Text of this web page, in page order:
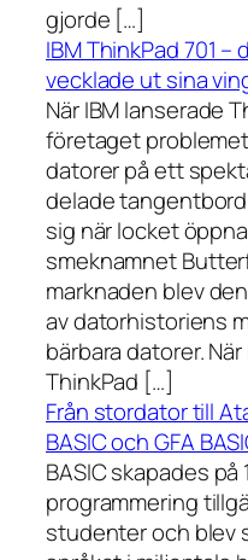
gjorde […]
IBM ThinkPad 701
vecklade ut sina
När IBM lanserade
företaget
datorer på ett
delade
sig när locket
smeknamnet
marknaden blev
av datorhistoriens
bärbara datorer.
ThinkPad […]
Från stordator till
BASIC och GFA
BASIC skapades
programmering
studenter och blev